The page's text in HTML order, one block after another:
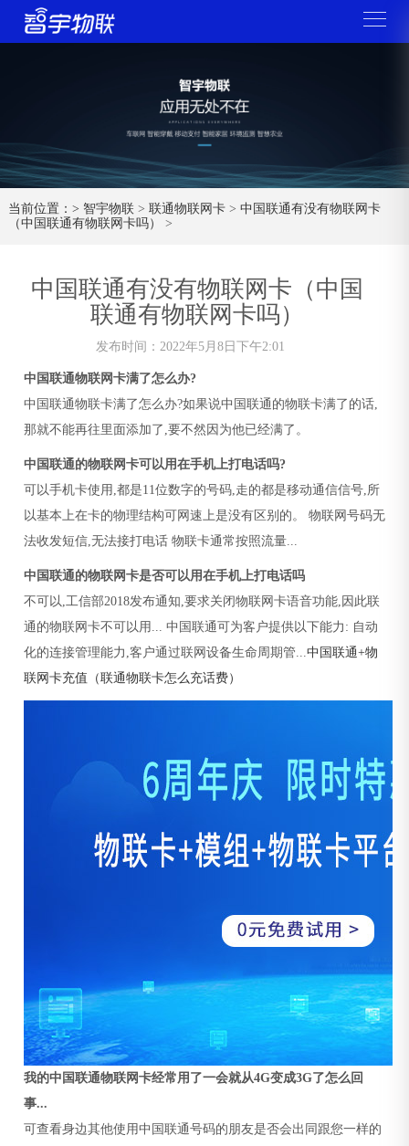
当前位置：> 智宇物联 > 联通物联网卡> 中国联通有没有物联网卡
（中国联通有物联网卡吗）
>
中国联通有没有物联网卡（中国
联通有物联网卡吗）
发布时间：2022年5月8日下午2:01
中国联通物联网卡满了怎么办?
中国联通物联卡满了怎么办?如果说中国联通的物联卡满了的话,
那就不能再往里面添加了,要不然因为他已经满了。
中国联通的物联网卡可以用在手机上打电话吗?
可以手机卡使用,都是11位数字的号码,走的都是移动通信信号,所
以基本上在卡的物理结构可网速上是没有区别的。 物联网号码无
法收发短信,无法接打电话 物联卡通常按照流量...
中国联通的物联网卡是否可以用在手机上打电话吗
不可以,工信部2018发布通知,要求关闭物联网卡语音功能,因此联
通的物联网卡不可以用... 中国联通可为客户提供以下能力: 自动
化的连接管理能力,客户通过联网设备生命周期管...中国联通+物
联网卡充值（联通物联卡怎么充话费）
我的中国联通物联网卡经常用了一会就从4G变成3G了怎么回
事...
可查看身边其他使用中国联通号码的朋友是否会出同跟您一样的